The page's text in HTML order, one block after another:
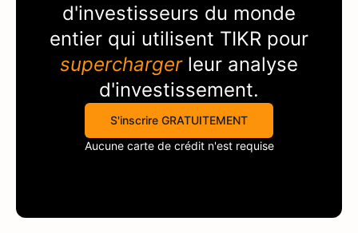
d'investisseurs du monde
entier qui utilisent TIKR pour
superchargerleur analyse
d'investissement.
S'inscrire GRATUITEMENT
Aucune carte de crédit n'est requise